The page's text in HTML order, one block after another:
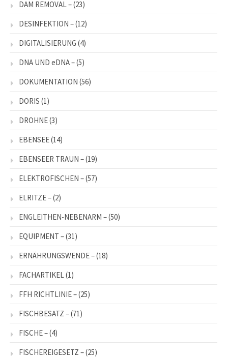
DAM REMOVAL –(23)
DESINFEKTION –(12)
DIGITALISIERUNG (4)
DNA UND eDNA –(5)
DOKUMENTATION (56)
DORIS (1)
DROHNE(3)
EBENSEE(14)
EBENSEER TRAUN –(19)
ELEKTROFISCHEN –(57)
ELRITZE –(2)
ENGLEITHEN-NEBENARM –(50)
EQUIPMENT –(31)
ERNÄHRUNGSWENDE –(18)
FACHARTIKEL(1)
FFH RICHTLINIE –(25)
FISCHBESATZ –(71)
FISCHE –(4)
FISCHEREIGESETZ –(25)